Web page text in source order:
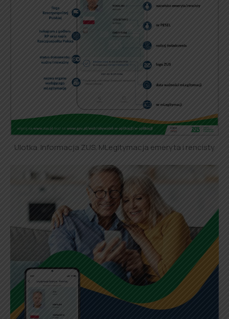
Ulotka. Informacja ZUS. MLegitymacja emeryta i rencisty